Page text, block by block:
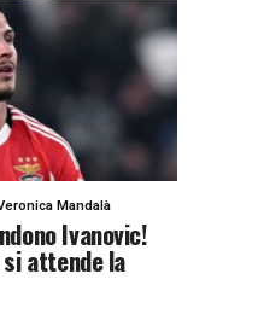
Mandalà
Ivanovic!
attende la